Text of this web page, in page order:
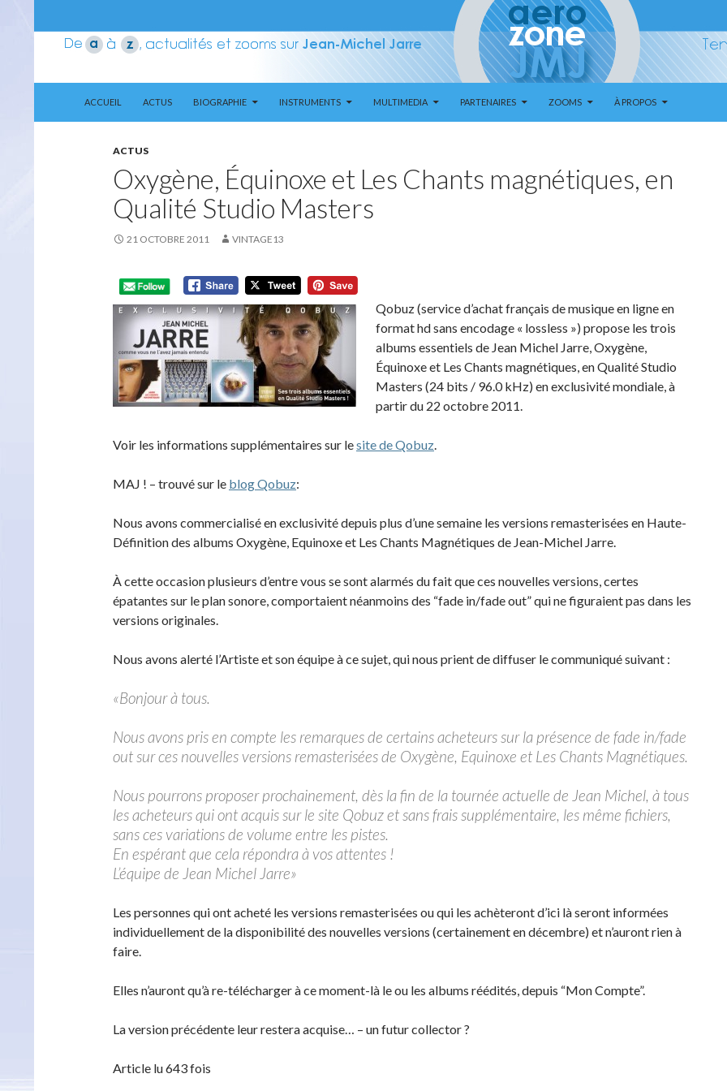
Aerozone JMJ
ACCUEIL
ACTUS BIOGRAPHIE INSTRUMENTS MULTIMEDIA PARTENAIRES ZOOMS À PROPOS
ACTUS
Oxygène, Équinoxe et Les Chants magnétiques, en
Qualité Studio Masters
21 OCTOBRE 2011 VINTAGE13
Qobuz (service d’achat français de musique en ligne en
format hd sans encodage « lossless ») propose les trois
albums essentiels de Jean Michel Jarre, Oxygène,
Équinoxe et Les Chants magnétiques, en Qualité Studio
Masters (24 bits / 96.0 kHz) en exclusivité mondiale, à
partir du 22 octobre 2011.
Voir les informations supplémentaires sur lesite de Qobuz.
MAJ ! – trouvé sur le blog Qobuz:
Nous avons commercialisé en exclusivité depuis plus d’une semaine les versions remasterisées en Haute-
Définition des albums Oxygène, Equinoxe et Les Chants Magnétiques de Jean-Michel Jarre.
À cette occasion plusieurs d’entre vous se sont alarmés du fait que ces nouvelles versions, certes
épatantes sur le plan sonore, comportaient néanmoins des “fade in/fade out” qui ne figuraient pas dans les
versions originales.
Nous avons alerté l’Artiste et son équipe à ce sujet, qui nous prient de diffuser le communiqué suivant :
«Bonjour à tous.
Nous avons pris en compte les remarques de certains acheteurs sur la présence de fade in/fade
out sur ces nouvelles versions remasterisées de Oxygène, Equinoxe et Les Chants Magnétiques.
Nous pourrons proposer prochainement, dès la fin de la tournée actuelle de Jean Michel, à tous
les acheteurs qui ont acquis sur le site Qobuz et sans frais supplémentaire, les même fichiers,
sans ces variations de volume entre les pistes.
En espérant que cela répondra à vos attentes !
L’équipe de Jean Michel Jarre»
Les personnes qui ont acheté les versions remasterisées ou qui les achèteront d’ici là seront informées
individuellement de la disponibilité des nouvelles versions (certainement en décembre) et n’auront rien à
faire.
Elles n’auront qu’à re-télécharger à ce moment-là le ou les albums réédités, depuis “Mon Compte”.
La version précédente leur restera acquise… – un futur collector ?
Article lu 643 fois